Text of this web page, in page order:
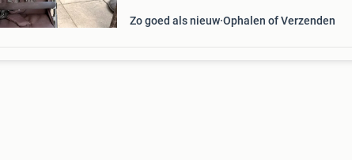
Zo goed als nieuw Ophalen of Verzenden